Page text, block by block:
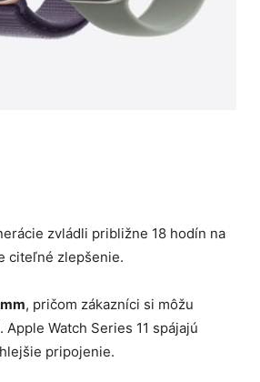
zvládli približne 18 hodín na
citeľné zlepšenie.
, pričom zákazníci si môžu
Watch Series 11 spájajú
pripojenie.